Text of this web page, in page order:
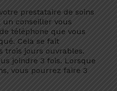
prestataire de soins
un conseiller vous
téléphone que vous
Cela se fait
trois jours ouvrables.
joindre 3 fois. Lorsque
vous pourrez faire 3